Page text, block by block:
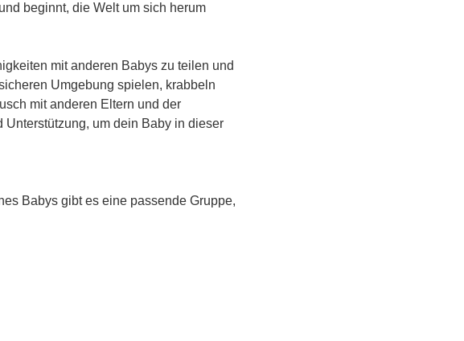
beginnt, die Welt um sich herum
mit anderen Babys zu teilen und
Umgebung spielen, krabbeln
mit anderen Eltern und der
Unterstützung, um dein Baby in dieser
Babys gibt es eine passende Gruppe,